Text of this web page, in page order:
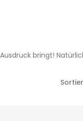
bringt! Natürlich ist